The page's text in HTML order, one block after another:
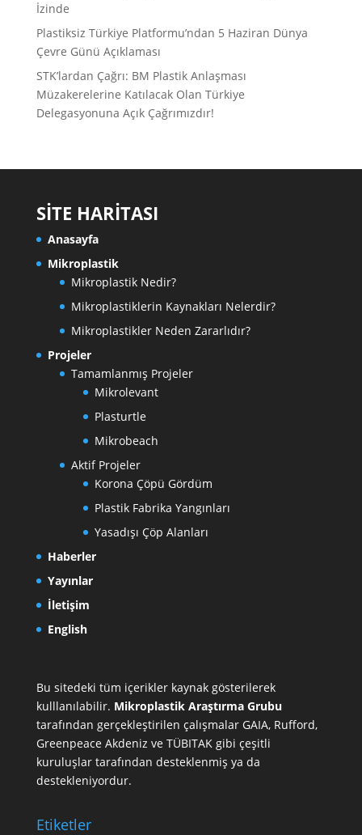
İzinde
Plastiksiz Türkiye Platformu’ndan 5 Haziran Dünya
Çevre Günü Açıklaması
STK’lardan Çağrı: BM Plastik Anlaşması
Müzakerelerine Katılacak Olan Türkiye
Delegasyonuna Açık Çağrımızdır!
SİTE HARİTASI
Anasayfa
Mikroplastik
Mikroplastik Nedir?
Mikroplastiklerin Kaynakları Nelerdir?
Mikroplastikler Neden Zararlıdır?
Projeler
Tamamlanmış Projeler
Mikrolevant
Plasturtle
Mikrobeach
Aktif Projeler
Korona Çöpü Gördüm
Plastik Fabrika Yangınları
Yasadışı Çöp Alanları
Haberler
Yayınlar
İletişim
English
Bu sitedeki tüm içerikler kaynak gösterilerek
kulllanılabilir. Mikroplastik Araştırma Grubu
tarafından gerçekleştirilen çalışmalar GAIA, Rufford,
Greenpeace Akdeniz ve TÜBITAK gibi çeşitli
kuruluşlar tarafından desteklenmiş ya da
destekleniyordur.
Etiketler